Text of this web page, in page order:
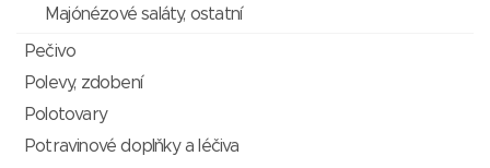
Majónézové saláty, ostatní
Pečivo
Polevy, zdobení
Polotovary
Potravinové doplňky a léčiva